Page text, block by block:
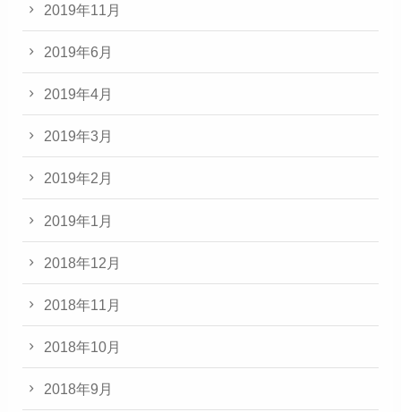
2019年11月
2019年6月
2019年4月
2019年3月
2019年2月
2019年1月
2018年12月
2018年11月
2018年10月
2018年9月